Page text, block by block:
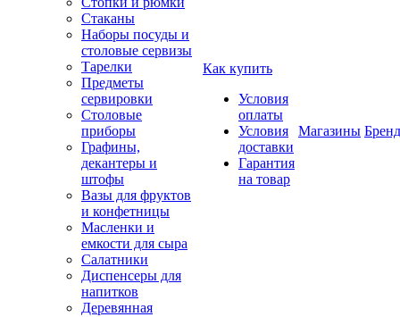
Стаканы
Наборы посуды и
столовые сервизы
Тарелки
Предметы
сервировки
Столовые
приборы
Графины,
декантеры и
штофы
Вазы для фруктов
и конфетницы
Масленки и
емкости для сыра
Салатники
Диспенсеры для
напитков
Деревянная
Как купить
Условия
оплаты
Условия
доставки
Гарантия
на товар
Магазины